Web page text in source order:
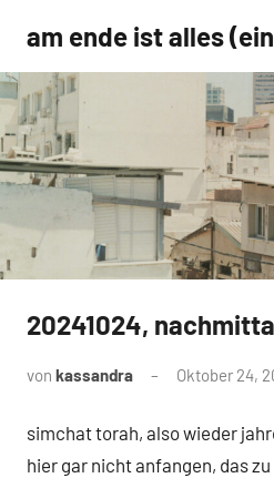
Inhalt
springen
am ende ist alles
Uncategorized
20241024,
von kassandra Oktober 24,
simchat torah, also wieder
hier gar nicht anfangen, das